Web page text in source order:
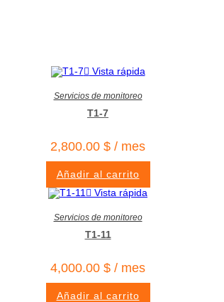
Vista rápida
Servicios de monitoreo
T1-7
2,800.00 $ / mes
Añadir al carrito
Vista rápida
Servicios de monitoreo
T1-11
4,000.00 $ / mes
Añadir al carrito